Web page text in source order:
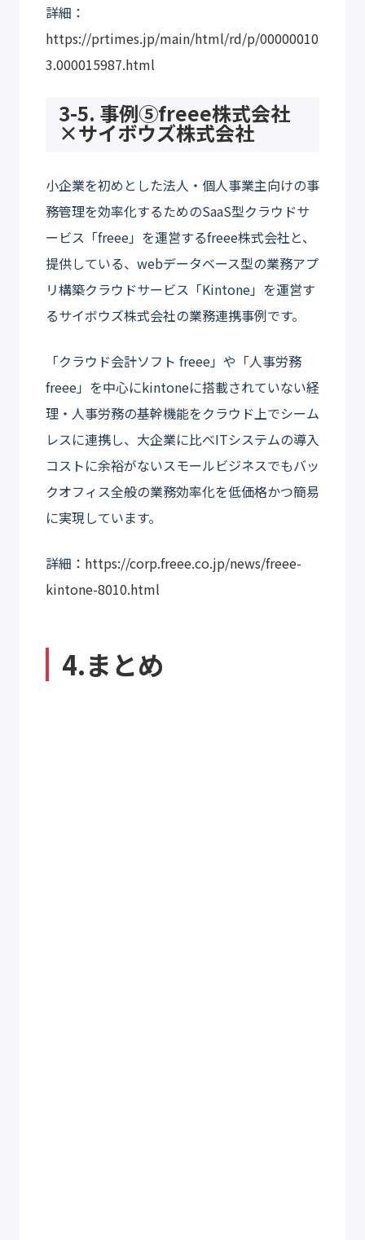
詳細：
https://prtimes.jp/main/html/rd/p/00000010
3.000015987.html
3-5. 事例⑤freee株式会社
×サイボウズ株式会社
小企業を初めとした法人・個人事業主向けの事
務管理を効率化するためのSaaS型クラウドサ
ービス「freee」を運営するfreee株式会社と、
提供している、webデータベース型の業務アプ
リ構築クラウドサービス「Kintone」を運営す
るサイボウズ株式会社の業務連携事例です。
「クラウド会計ソフト freee」や「人事労務
freee」を中心にkintoneに搭載されていない経
理・人事労務の基幹機能をクラウド上でシーム
レスに連携し、大企業に比べITシステムの導入
コストに余裕がないスモールビジネスでもバッ
クオフィス全般の業務効率化を低価格かつ簡易
に実現しています。
詳細： https://corp.freee.co.jp/news/freee-
kintone-8010.html
4.まとめ